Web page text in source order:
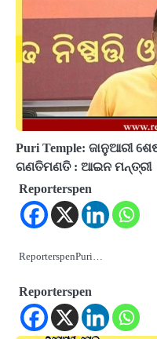
Puri Temple: ଜାନୁଆରୀ
ଗଣତିମଣତି : ଆଇନ ମନ୍ତ୍ରୀ
Reporterspen
ReporterspenPuri…
Reporterspen